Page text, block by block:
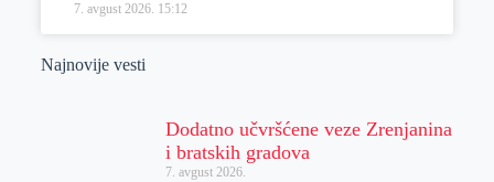
7. avgust 2026. 15:12
Najnovije vesti
Dodatno učvršćene veze Zrenjanina
i bratskih gradova
7. avgust 2026.